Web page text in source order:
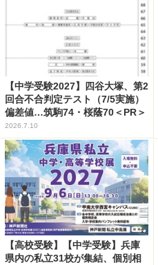
【中学受験2027】四谷大塚、第2
回合不合判定テスト（7/5実施）
偏差値…筑駒74・桜蔭70＜PR＞
2026.7.10
【高校受験】【中学受験】兵庫
県内の私立31校が集結、個別相